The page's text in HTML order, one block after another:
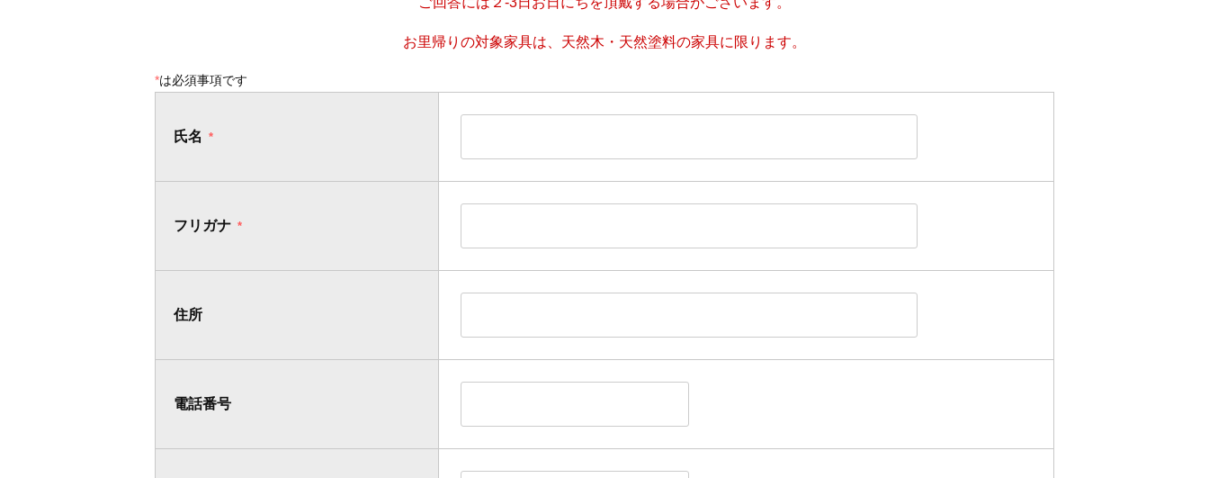
お里帰りの対象家具は、天然木・天然塗料の家具に限ります。
*は必須事項です
氏名 *
フリガナ *
住所
電話番号